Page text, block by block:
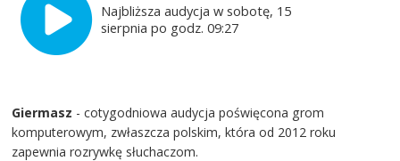
Najbliższa audycja w sobotę, 15
sierpnia po godz. 09:27
Giermasz - cotygodniowa audycja poświęcona grom
komputerowym, zwłaszcza polskim, która od 2012 roku
zapewnia rozrywkę słuchaczom.